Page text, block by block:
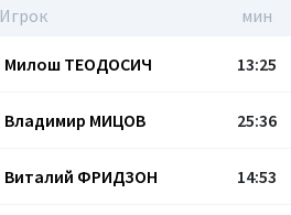
Игрок мин
Милош ТЕОДОСИЧ 13:25
Владимир МИЦОВ 25:36
Виталий ФРИДЗОН 14:53